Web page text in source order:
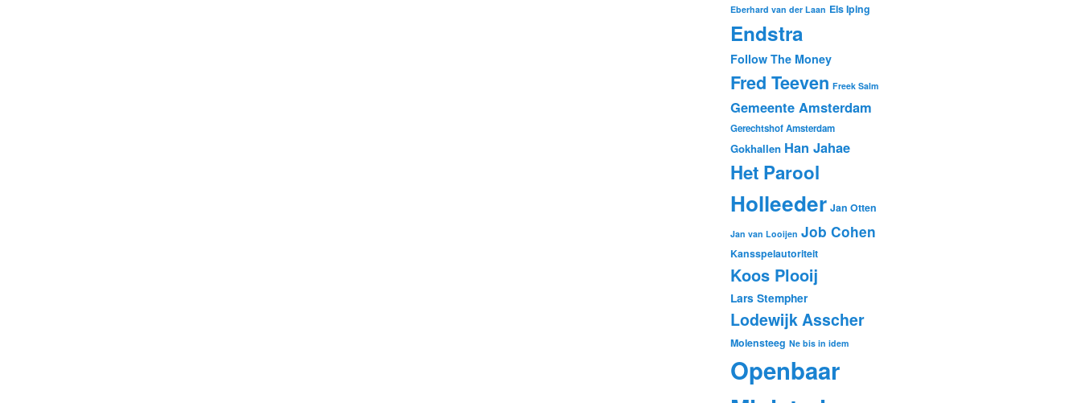
Eberhard van der Laan Els Iping
Endstra
Follow The Money
Fred Teeven Freek Salm
Gemeente Amsterdam
Gerechtshof Amsterdam
Gokhallen Han Jahae
Het Parool
Holleeder Jan Otten
Jan van Looijen Job Cohen
Kansspelautoriteit
Koos Plooij
Lars Stempher
Lodewijk Asscher
Molensteeg Ne bis in idem
Openbaar